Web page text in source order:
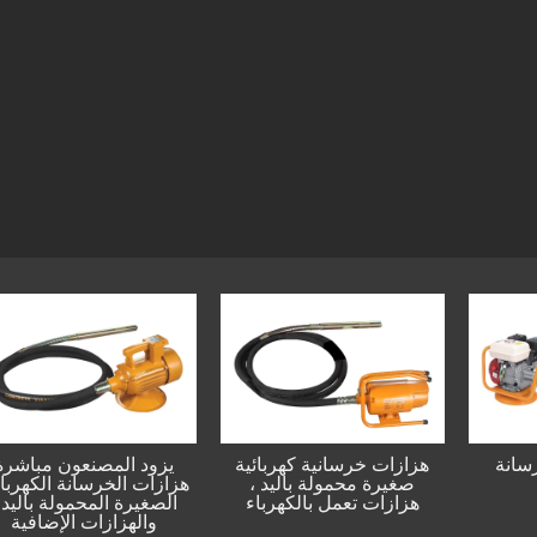
يزود
هزازات الخرسانة
الصغيرة
والهزازات
هزازات خرسانية كهربائية
صغيرة محمولة باليد ،
هزازات تعمل بالكهرباء
الخرسانة